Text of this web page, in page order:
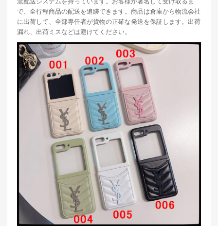
で、全行程商品の配送を追跡できます。商品は倉庫から物流会社
に出荷して、全部専任者が貨物の正確な発送を保証します。出荷
漏れ、出荷ミスなどは避けてください。